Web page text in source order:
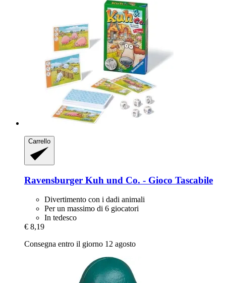
Carrello
Ravensburger Kuh und Co. -​ Gioco Tascabile
Divertimento con i dadi animali
Per un massimo di 6 giocatori
In tedesco
€ 8,19
Consegna entro il giorno 12 agosto